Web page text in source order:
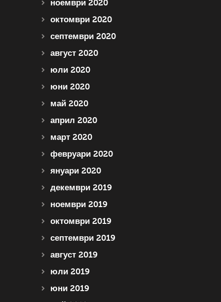
ноември 2020
октомври 2020
септември 2020
август 2020
юли 2020
юни 2020
май 2020
април 2020
март 2020
февруари 2020
януари 2020
декември 2019
ноември 2019
октомври 2019
септември 2019
август 2019
юли 2019
юни 2019